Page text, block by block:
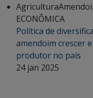
Agricultura
ECONÔMICA
Política de
amendoim crescer
produtor no país
24 jan 2025